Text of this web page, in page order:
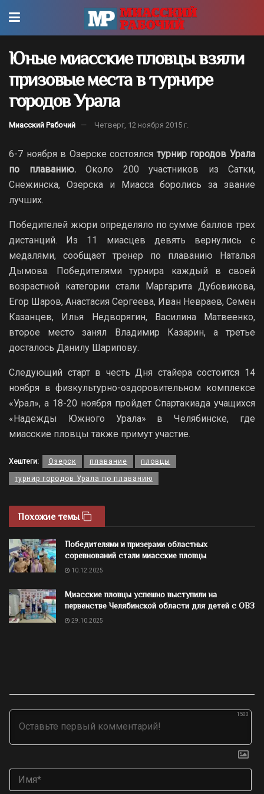
Юные миасские пловцы взяли
призовые места в турнире
городов Урала
Миасский Рабочий Четверг, 12 ноября 2015 г.
6-7 ноября в Озерске состоялся турнир городов Урала
по плаванию.Около 200 участников из Сатки,
Снежинска, Озерска и Миасса боролись за звание
лучших.
Победителей жюри определяло по сумме баллов трех
дистанций. Из 11 миасцев девять вернулись с
медалями, сообщает тренер по плаванию Наталья
Дымова. Победителями турнира каждый в своей
возрастной категории стали Маргарита Дубовикова,
Егор Шаров, Анастасия Сергеева, Иван Невраев, Семен
Казанцев, Илья Недворягин, Василина Матвеенко,
второе место занял Владимир Казарин, а третье
досталось Данилу Шарипову.
Следующий старт в честь Дня стайера состоится 14
ноября в физкультурно-оздоровительном комплексе
«Урал», а 18-20 ноября пройдет Спартакиада учащихся
«Надежды Южного Урала» в Челябинске, где
миасские пловцы также примут участие.
Хештеги: Озерск плавание пловцы
турнир городов Урала по плаванию
Похожие темы
Победителями и призерами областных
соревнований стали миасские пловцы
10.12.2025
Миасские пловцы успешно выступили на
первенстве Челябинской области для детей с ОВЗ
29.10.2025
1500